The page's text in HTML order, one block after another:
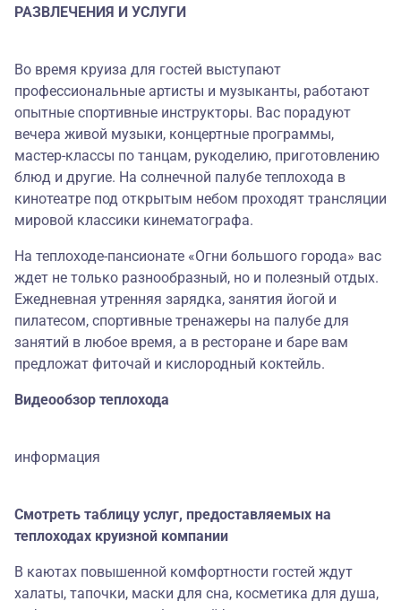
РАЗВЛЕЧЕНИЯ И УСЛУГИ
Во время круиза для гостей выступают
профессиональные артисты и музыканты, работают
опытные спортивные инструкторы. Вас порадуют
вечера живой музыки, концертные программы,
мастер-классы по танцам, рукоделию, приготовлению
блюд и другие. На солнечной палубе теплохода в
кинотеатре под открытым небом проходят трансляции
мировой классики кинематографа.
На теплоходе-пансионате «Огни большого города» вас
ждет не только разнообразный, но и полезный отдых.
Ежедневная утренняя зарядка, занятия йогой и
пилатесом, спортивные тренажеры на палубе для
занятий в любое время, а в ресторане и баре вам
предложат фиточай и кислородный коктейль.
Видеообзор теплохода
информация
Смотреть таблицу услуг, предоставляемых на
теплоходах круизной компании
В каютах повышенной комфортности гостей ждут
халаты, тапочки, маски для сна, косметика для душа,